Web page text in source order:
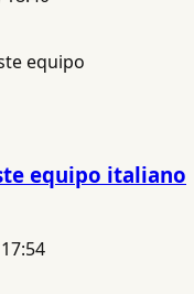
equipo italiano